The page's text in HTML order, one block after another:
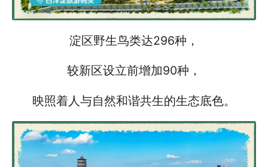
淀区野生鸟类达296种，
较新区设立前增加90种，
映照着人与自然和谐共生的生态底色。